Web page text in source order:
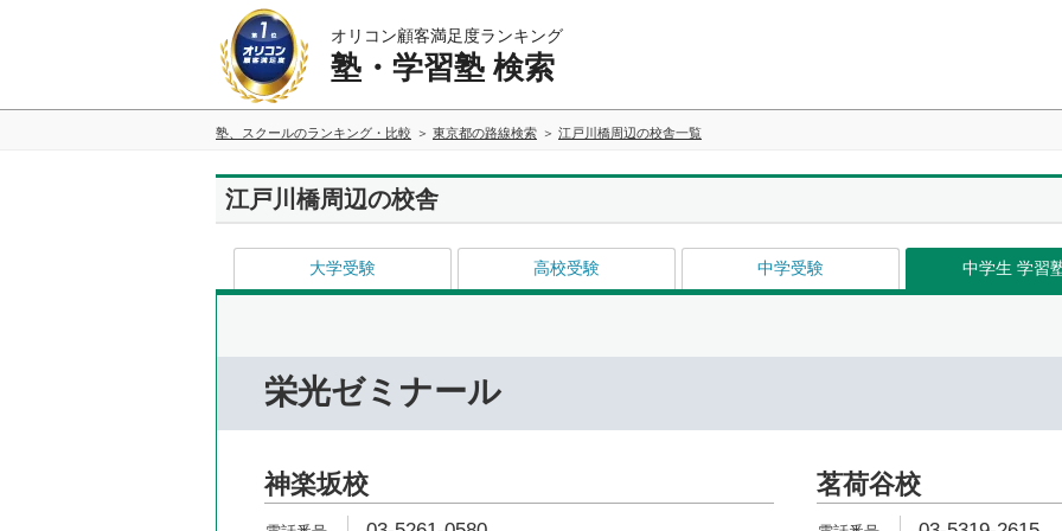
オリコン顧客満足度ランキング
塾・学習塾 検索
塾、スクールのランキング・比較 東京都の路線検索 江戸川橋周辺の校舎一覧
江戸川橋周辺の校舎
大学受験 高校受験 中学受験 中学生 学習
栄光ゼミナール
神楽坂校 茗荷谷校